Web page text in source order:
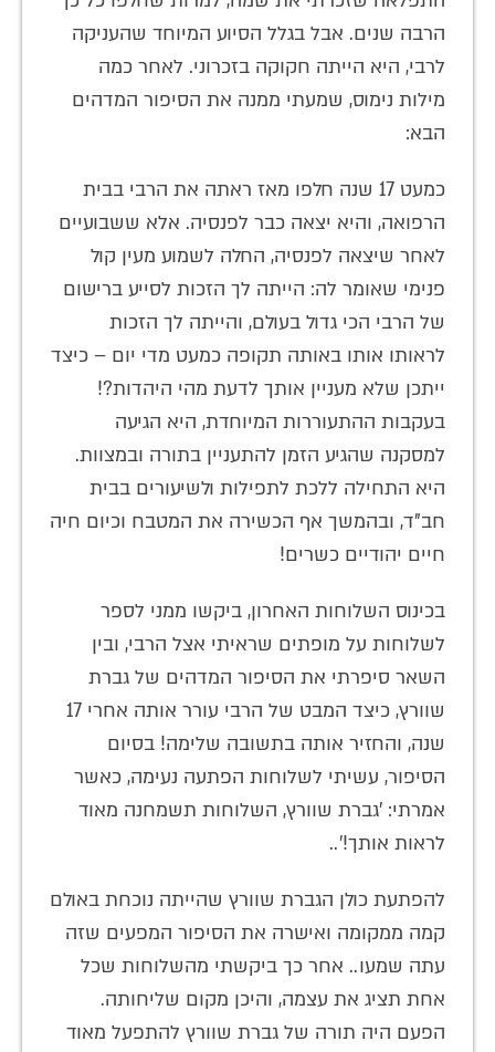
הרבה שנים. אבל בגלל הסיוע המיוחד שהעניקה
לרבי, היא הייתה חקוקה בזכרוני. לאחר כמה
מילות נימוס, שמעתי ממנה את הסיפור המדהים
הבא:
כמעט 17 שנה חלפו מאז ראתה את הרבי בבית
הרפואה, והיא יצאה כבר לפנסיה. אלא ששבועיים
לאחר שיצאה לפנסיה, החלה לשמוע מעין קול
פנימי שאומר לה: הייתה לך הזכות לסייע ברישום
של הרבי הכי גדול בעולם, והייתה לך הזכות
לראותו אותו באותה תקופה כמעט מדי יום – כיצד
ייתכן שלא מעניין אותך לדעת מהי היהדות?!
בעקבות ההתעוררות המיוחדת, היא הגיעה
למסקנה שהגיע הזמן להתעניין בתורה ובמצוות.
היא התחילה ללכת לתפילות ולשיעורים בבית
חב"ד, ובהמשך אף הכשירה את המטבח וכיום חיה
חיים יהודיים כשרים!
בכינוס השלוחות האחרון, ביקשו ממני לספר
לשלוחות על מופתים שראיתי אצל הרבי, ובין
השאר סיפרתי את הסיפור המדהים של גברת
שוורץ, כיצד המבט של הרבי עורר אותה אחרי 17
שנה, והחזיר אותה בתשובה שלימה! בסיום
הסיפור, עשיתי לשלוחות הפתעה נעימה, כאשר
אמרתי: 'גברת שוורץ, השלוחות תשמחנה מאוד
לראות אותך!'..
להפתעת כולן הגברת שוורץ שהייתה נוכחת באולם
קמה ממקומה ואישרה את הסיפור המפעים שזה
עתה שמעו.. אחר כך ביקשתי מהשלוחות שכל
אחת תציג את עצמה, והיכן מקום שליחותה.
הפעם היה תורה של גברת שוורץ להתפעל מאוד